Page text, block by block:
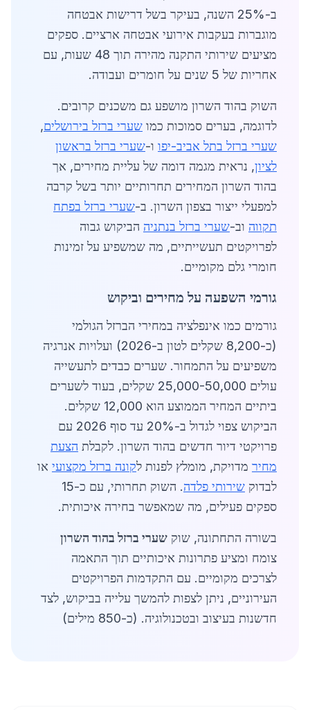
ב-25% השנה, בעיקר בשל דרישות אבטחה
מוגברות בעקבות אירועי אבטחה ארציים. ספקים
מציעים שירותי התקנה מהירה תוך 48 שעות, עם
אחריות של 5 שנים על חומרים ועבודה.
השוק בהוד השרון מושפע גם משכנים קרובים.
לדוגמה, בערים סמוכות כמו שערי ברזל בירושלים,
שערי ברזל בתל אביב-יפו ו-שערי ברזל בראשון
לציון, נראית מגמה דומה של עליית מחירים, אך
בהוד השרון המחירים תחרותיים יותר בשל קרבה
למפעלי ייצור בצפון השרון. ב-שערי ברזל בפתח
תקווה וב-שערי ברזל בנתניה הביקוש גבוה
לפרויקטים תעשייתיים, מה שמשפיע על זמינות
חומרי גלם מקומיים.
גורמי השפעה על מחירים וביקוש
גורמים כמו אינפלציה במחירי הברזל הגולמי
(כ-8,200 שקלים לטון ב-2026) ועלויות אנרגיה
משפיעים על התמחור. שערים כבדים לתעשייה
עולים 25,000-50,000 שקלים, בעוד לשערים
ביתיים המחיר הממוצע הוא 12,000 שקלים.
הביקוש צפוי לגדול ב-20% עד סוף 2026 עם
פרויקטי דיור חדשים בהוד השרון. לקבלת הצעת
מחיר מדויקת, מומלץ לפנות לקונה ברזל מקצועי או
לבדוק שירותי פלדה
. השוק תחרותי, עם כ-15
ספקים פעילים, מה שמאפשר בחירה איכותית.
בשורה התחתונה, שוק שערי ברזל בהוד השרון
צומח ומציע פתרונות איכותיים תוך התאמה
לצרכים מקומיים. עם התקדמות הפרויקטים
העירוניים, ניתן לצפות להמשך עלייה בביקוש, לצד
חדשנות בעיצוב ובטכנולוגיה. (כ-850 מילים)